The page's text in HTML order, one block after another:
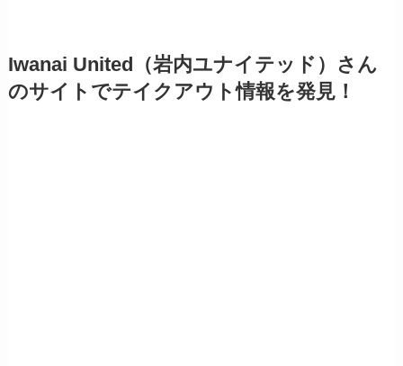
Iwanai United（岩内ユナイテッド）さん
のサイトでテイクアウト情報を発見！